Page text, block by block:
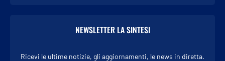
NEWSLETTER LA SINTESI
Ricevi le ultime notizie, gli aggiornamenti, le news in diretta.